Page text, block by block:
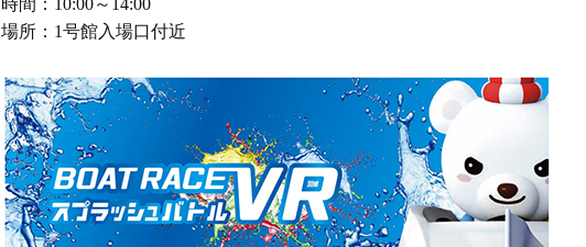
時間：10:00～14:00
場所：1号館入場口付近